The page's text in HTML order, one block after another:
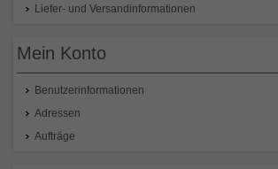
Liefer- und Versandinformationen
Mein Konto
Benutzerinformationen
Adressen
Aufträge